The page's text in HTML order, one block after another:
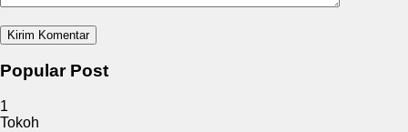
Popular Post
1
Tokoh